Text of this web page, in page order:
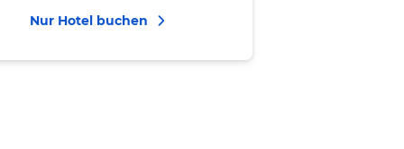
Nur Hotel buchen